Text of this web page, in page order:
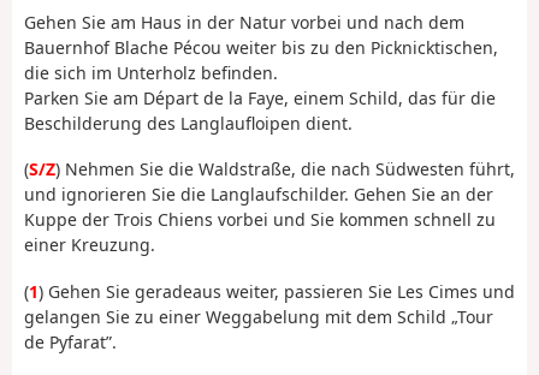
Gehen Sie am Haus in der Natur vorbei und nach dem
Bauernhof Blache Pécou weiter bis zu den Picknicktischen,
die sich im Unterholz befinden.
Parken Sie am Départ de la Faye, einem Schild, das für die
Beschilderung des Langlaufloipen dient.
(S/Z) Nehmen Sie die Waldstraße, die nach Südwesten führt,
und ignorieren Sie die Langlaufschilder. Gehen Sie an der
Kuppe der Trois Chiens vorbei und Sie kommen schnell zu
einer Kreuzung.
(1) Gehen Sie geradeaus weiter, passieren Sie Les Cimes und
gelangen Sie zu einer Weggabelung mit dem Schild „Tour
de Pyfarat”.